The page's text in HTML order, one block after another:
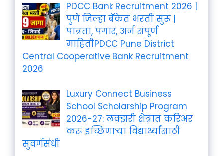
PDCC Bank Recruitment 2026 |
पुणे जिल्हा बँकेत भरती सुरू |
पात्रता, पगार, अर्ज संपूर्ण
माहितीPDCC Pune District
Central Cooperative Bank Recruitment
2026
Luxury Connect Business
School Scholarship Program
2026-27: लक्झरी क्षेत्रात करिअर
करू इच्छिणाऱ्या विद्यार्थ्यांसाठी
सुवर्णसंधी